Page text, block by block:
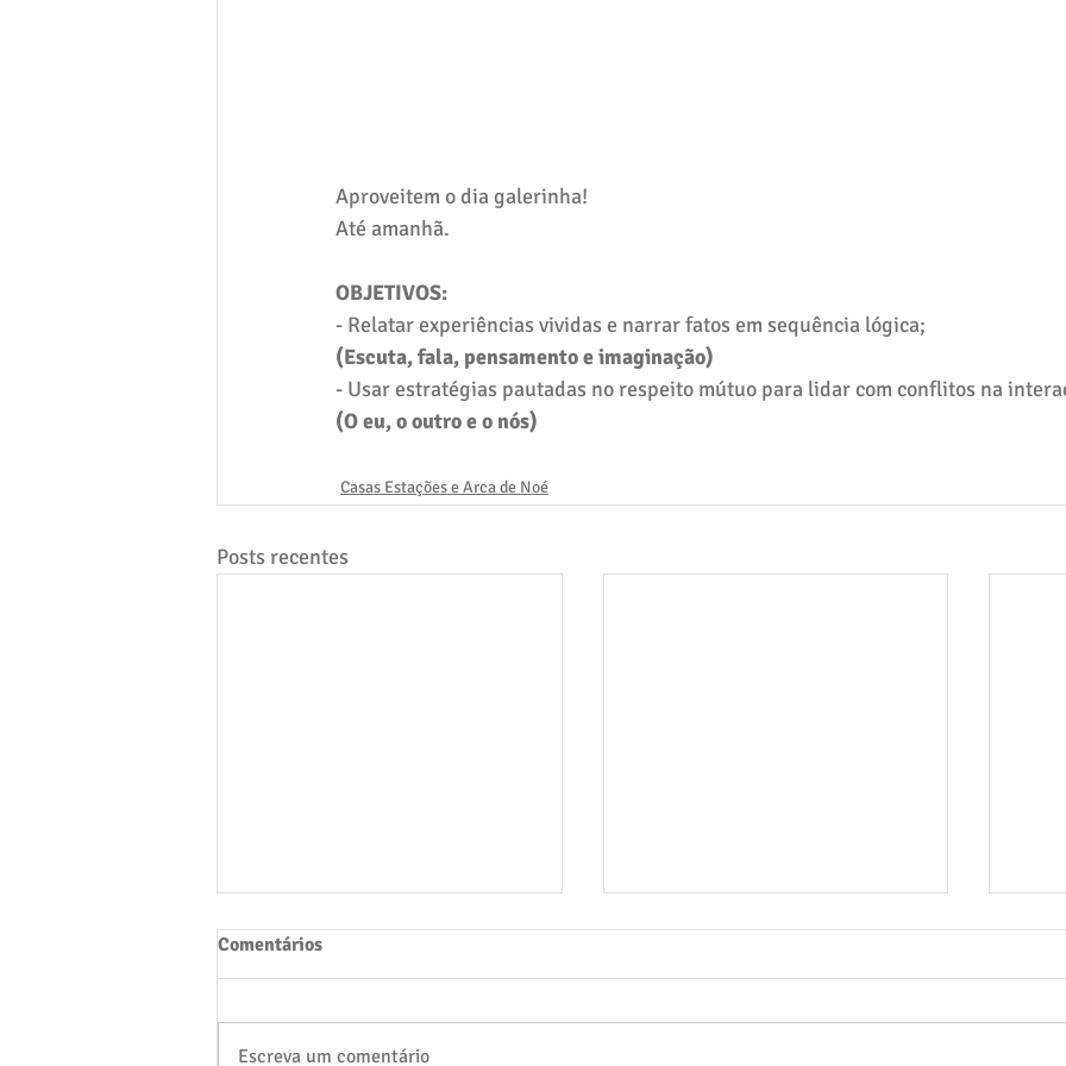
Aproveitem o dia galerinha!
Até amanhã.
OBJETIVOS:
- Relatar experiências vividas e narrar fatos em sequência lógica;
(Escuta, fala, pensamento e imaginação)
- Usar estratégias pautadas no respeito mútuo para lidar com conflitos na
(O eu, o outro e o nós)
Casas Estações e Arca de Noé
Posts recentes
Comentários
Escreva um comentário